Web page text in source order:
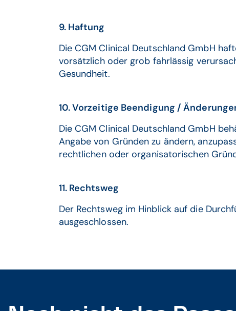
9. Haftung
Die CGM Clinical Deutschland GmbH
vorsätzlich oder grob fahrlässig
Gesundheit.
10. Vorzeitige Beendigung /
Die CGM Clinical Deutschland GmbH
Angabe von Gründen zu ändern,
rechtlichen oder organisatorischen
11. Rechtsweg
Der Rechtsweg im Hinblick auf die
ausgeschlossen.